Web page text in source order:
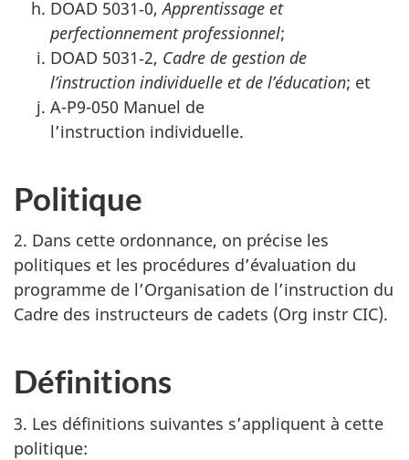
DOAD 5031‑0,Apprentissage et
perfectionnement professionnel;
DOAD 5031‑2, Cadre de gestion de
l’instruction individuelle et de l’éducation; et
A-P9-050 Manuel de
l’instruction individuelle.
Politique
2. Dans cette ordonnance, on précise les
politiques et les procédures d’évaluation du
programme de l’Organisation de l’instruction du
Cadre des instructeurs de cadets (Org instr CIC).
Définitions
3. Les définitions suivantes s’appliquent à cette
politique: